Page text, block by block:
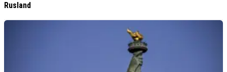
Rusland